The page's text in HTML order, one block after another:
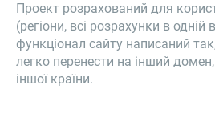
Проект розрахований для
(регіони, всі розрахунки в
функціонал сайту написаний
легко перенести на інший
іншої країни.